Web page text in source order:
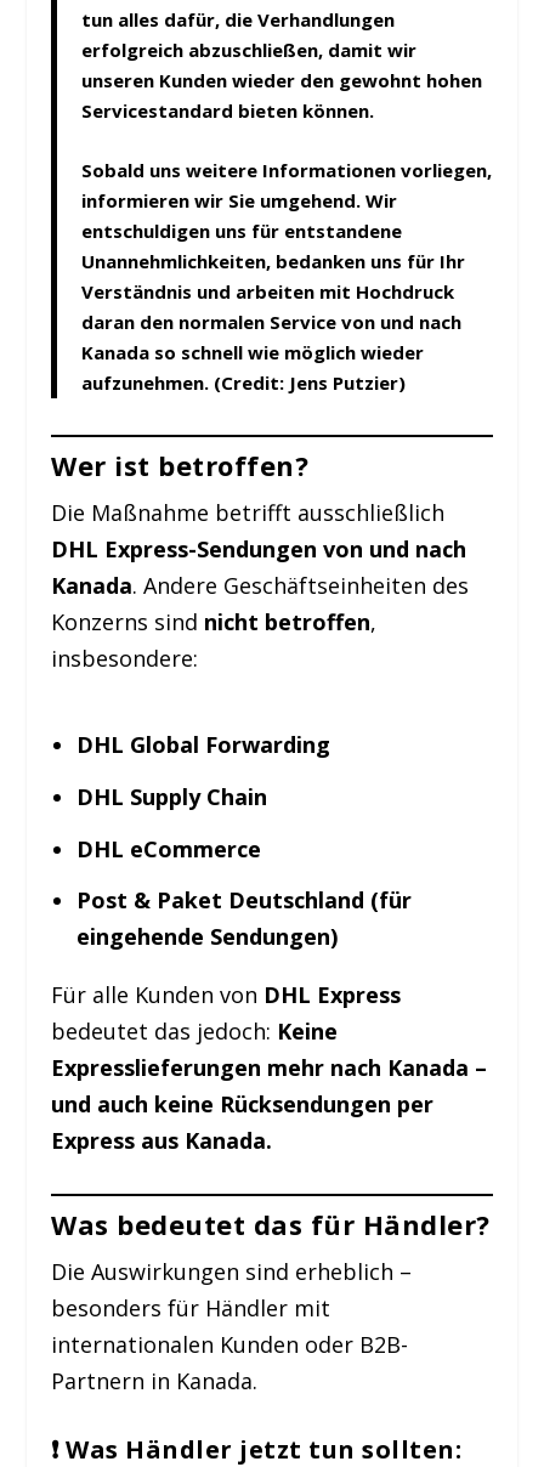
tun alles dafür, die Verhandlungen
erfolgreich abzuschließen, damit wir
unseren Kunden wieder den gewohnt hohen
Servicestandard bieten können.
Sobald uns weitere Informationen vorliegen,
informieren wir Sie umgehend. Wir
entschuldigen uns für entstandene
Unannehmlichkeiten, bedanken uns für Ihr
Verständnis und arbeiten mit Hochdruck
daran den normalen Service von und nach
Kanada so schnell wie möglich wieder
aufzunehmen. (Credit: Jens Putzier)
Wer ist betroffen?
Die Maßnahme betrifft ausschließlich
DHL Express-Sendungen von und nach
Kanada. Andere Geschäftseinheiten des
Konzerns sind nicht betroffen,
insbesondere:
DHL Global Forwarding
DHL Supply Chain
DHL eCommerce
Post & Paket Deutschland (für
eingehende Sendungen)
Für alle Kunden von DHL Express
bedeutet das jedoch: Keine
Expresslieferungen mehr nach Kanada –
und auch keine Rücksendungen per
Express aus Kanada.
Was bedeutet das für Händler?
Die Auswirkungen sind erheblich –
besonders für Händler mit
internationalen Kunden oder B2B-
Partnern in Kanada.
❗ Was Händler jetzt tun sollten: